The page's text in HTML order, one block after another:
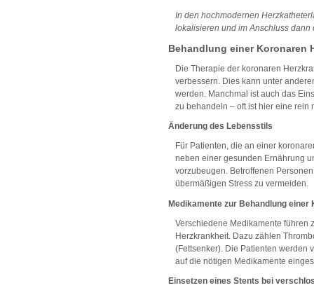
In den hochmodernen Herzkatheterl
lokalisieren und im Anschluss
Behandlung einer Koronaren
Die Therapie der koronaren
verbessern. Dies kann unter
werden. Manchmal ist auch das
zu behandeln – oft ist hier eine
Änderung des Lebensstils
Für Patienten, die an einer
neben einer gesunden Ernährung
vorzubeugen. Betroffenen
übermäßigen Stress zu vermeiden.
Medikamente zur Behandlung einer
Verschiedene Medikamente führen
Herzkrankheit. Dazu zählen
(Fettsenker). Die Patienten werden
auf die nötigen Medikamente
Einsetzen eines Stents bei